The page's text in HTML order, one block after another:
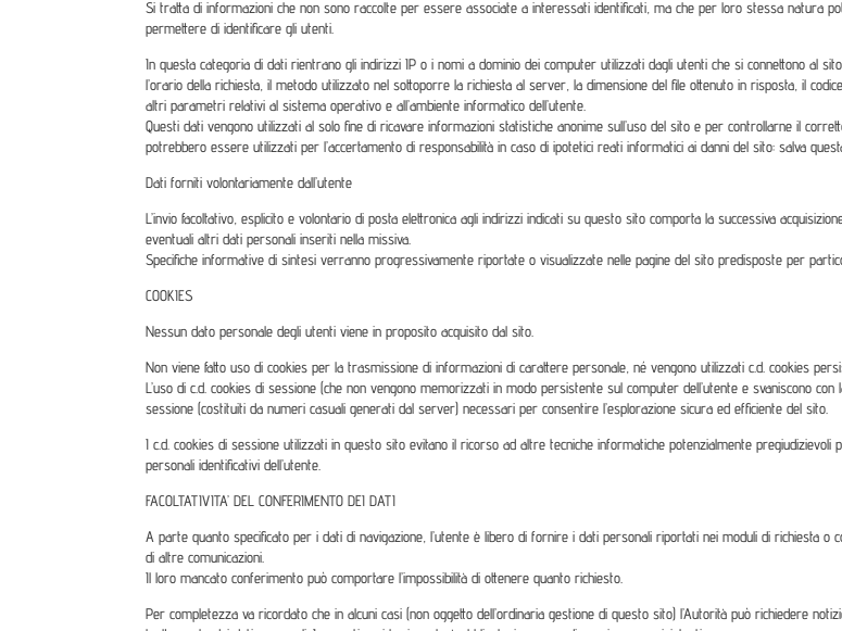
Si tratta di informazioni che non sono raccolte per essere associate a interessati identificati, ma che per loro stessa natura
permettere di identificare gli utenti.
In questa categoria di dati rientrano gli indirizzi IP o i nomi a dominio dei computer utilizzati dagli utenti che si connettono al
l’orario della richiesta, il metodo utilizzato nel sottoporre la richiesta al server, la dimensione del file ottenuto in risposta, il
altri parametri relativi al sistema operativo e all’ambiente informatico dell’utente.
Questi dati vengono utilizzati al solo fine di ricavare informazioni statistiche anonime sull’uso del sito e per controllarne il
potrebbero essere utilizzati per l’accertamento di responsabilità in caso di ipotetici reati informatici ai danni del sito: salva
Dati forniti volontariamente dall’utente
L’invio facoltativo, esplicito e volontario di posta elettronica agli indirizzi indicati su questo sito comporta la successiva
eventuali altri dati personali inseriti nella missiva.
Specifiche informative di sintesi verranno progressivamente riportate o visualizzate nelle pagine del sito predisposte per
COOKIES
Nessun dato personale degli utenti viene in proposito acquisito dal sito.
Non viene fatto uso di cookies per la trasmissione di informazioni di carattere personale, né vengono utilizzati c.d. cookies
L’uso di c.d. cookies di sessione (che non vengono memorizzati in modo persistente sul computer dell’utente e svaniscono
sessione (costituiti da numeri casuali generati dal server) necessari per consentire l’esplorazione sicura ed efficiente del sito.
I c.d. cookies di sessione utilizzati in questo sito evitano il ricorso ad altre tecniche informatiche potenzialmente
personali identificativi dell’utente.
FACOLTATIVITA’ DEL CONFERIMENTO DEI DATI
A parte quanto specificato per i dati di navigazione, l’utente è libero di fornire i dati personali riportati nei moduli di richiesta o
di altre comunicazioni.
Il loro mancato conferimento può comportare l’impossibilità di ottenere quanto richiesto.
Per completezza va ricordato che in alcuni casi (non oggetto dell’ordinaria gestione di questo sito) l’Autorità può richiedere